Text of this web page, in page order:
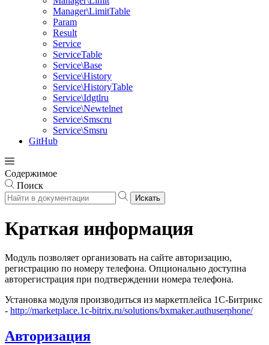
Manager\LimitTable
Param
Result
Service
ServiceTable
Service\Base
Service\History
Service\HistoryTable
Service\Idgtlru
Service\Newtelnet
Service\Smscru
Service\Smsru
GitHub
Содержимое
Поиск
Искать
Краткая информация
Модуль позволяет организовать на сайте авторизацию,
регистрацию по номеру телефона. Опционально доступна
авторегистрация при подтверждении номера телефона.
Установка модуля производиться из маркетплейса 1С-Битрикс
- http://marketplace.1c-bitrix.ru/solutions/bxmaker.authuserphone/
Авторизация